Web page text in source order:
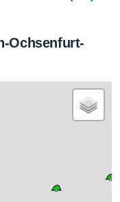
Ochsenfurt-